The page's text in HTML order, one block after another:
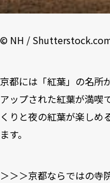
©︎ NH /
京都には「紅葉」の名所
アップされた紅葉が満喫
くりと夜の紅葉が楽しめ
ます。
＞＞＞京都ならではの寺